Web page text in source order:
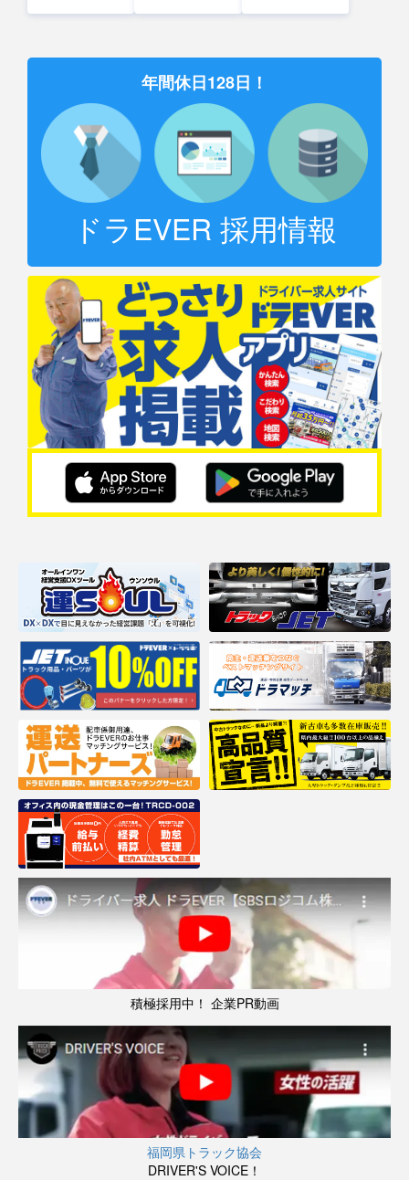
年間休日128日！
ドラEVER 採用情報
積極採用中！ 企業PR動画
福岡県トラック協会
DRIVER'S VOICE！